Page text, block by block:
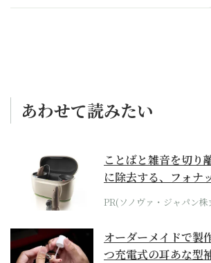
あわせて読みたい
ことばと雑音を切り
に除去する、フォナ
位モデル
PR(ソノヴァ・ジャパン株
オーダーメイドで製
つ充電式の耳あな型